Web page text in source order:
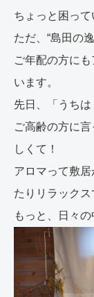
ちょっと困って
ただ、“島田の
ご年配の方に
います。
先日、「うち
ご高齢の方に
しくて！
アロマって敷
たりリラックス
もっと、日々